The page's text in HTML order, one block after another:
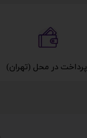
پرداخت در محل (تهران)​​​​​​​